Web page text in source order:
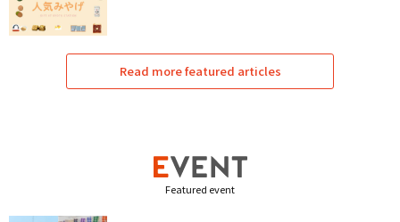
Read more featured articles
Featured event